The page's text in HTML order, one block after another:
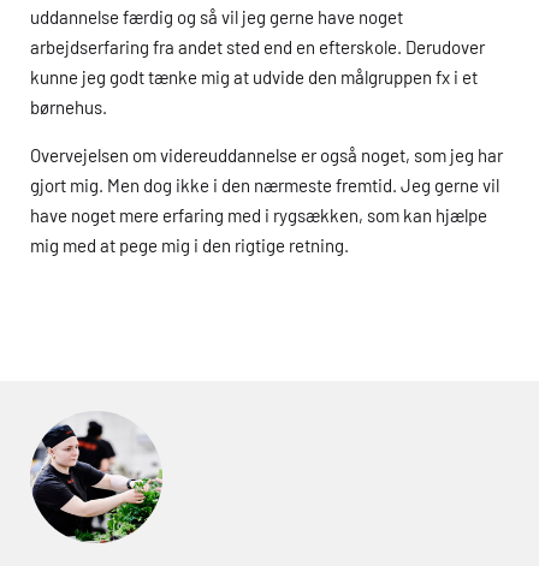
uddannelse færdig og så vil jeg gerne have noget
arbejdserfaring fra andet sted end en efterskole. Derudover
kunne jeg godt tænke mig at udvide den målgruppen fx i et
børnehus.
Overvejelsen om videreuddannelse er også noget, som jeg har
gjort mig. Men dog ikke i den nærmeste fremtid. Jeg gerne vil
have noget mere erfaring med i rygsækken, som kan hjælpe
mig med at pege mig i den rigtige retning.